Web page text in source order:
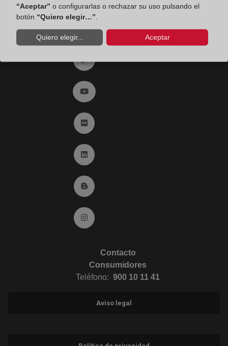
Ir a facebook (abre en ventana nueva)
Ir a YouTube (abre en ventana nueva)
Ir a Flickr (abre en ventana nueva)
Ir a Linkedin (abre en ventana nueva)
Ir al Blog (abre en ventana nueva)
Ir a Instagram (abre en ventana nueva)
Contacto
Consumidores
Teléfono: 900 10 11 41
Aviso legal
“Aceptar” o configurarlas o rechazar su uso pulsando el
botón “Quiero elegir…”
Quiero elegir... Aceptar